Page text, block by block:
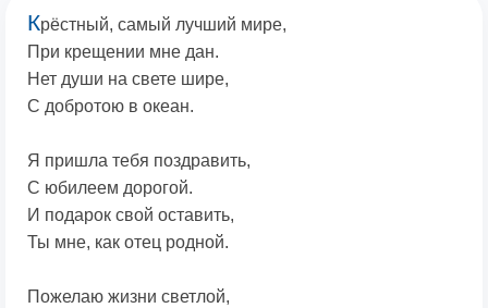
Крёстный, самый лучший мире,
При крещении мне дан.
Нет души на свете шире,
С добротою в океан.
Я пришла тебя поздравить,
С юбилеем дорогой.
И подарок свой оставить,
Ты мне, как отец родной.
Пожелаю жизни светлой,